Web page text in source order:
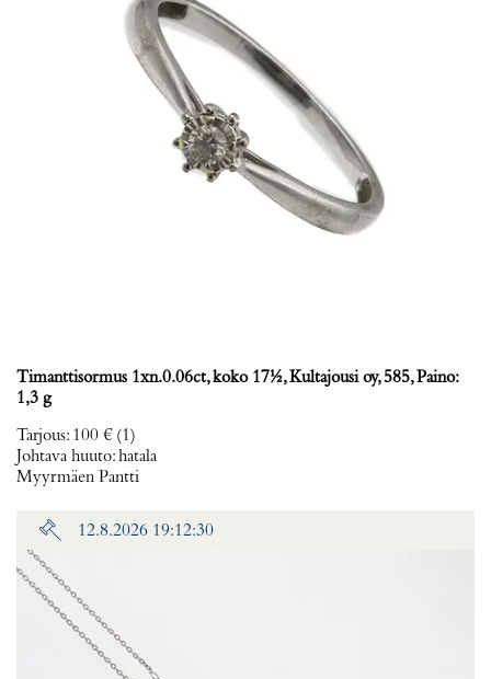
Timanttisormus 1xn.0.06ct, koko 17½, Kultajousi oy, 585, Paino:
1,3 g
Tarjous: 100 € (1)
Johtava huuto:hatala
Myyrmäen Pantti
12.8.2026 19:12:30